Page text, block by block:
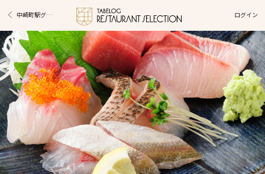
中崎町駅グルメ ログイン